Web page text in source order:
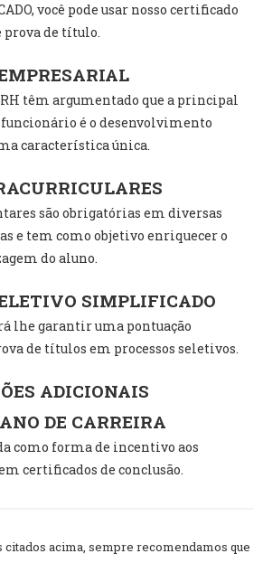
você pode usar nosso certificado
prova de título.
têm argumentado que a principal
é o desenvolvimento
característica única.
são obrigatórias em diversas
e tem como objetivo enriquecer o
do aluno.
SIMPLIFICADO
lhe garantir uma pontuação
de títulos em processos seletivos.
ADICIONAIS
DE CARREIRA
como forma de incentivo aos
certificados de conclusão.
citados acima, sempre recomendamos que